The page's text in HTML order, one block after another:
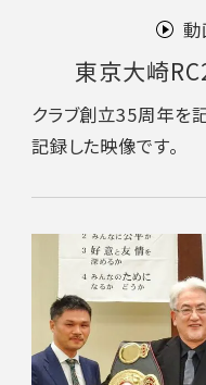
東京大崎
クラブ創立35周年を
記録した映像です。